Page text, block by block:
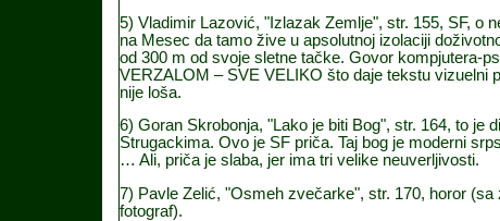
5) Vladimir Lazović, "Izlazak Zemlje", str. 155, SF, o
na Mesec da tamo žive u apsolutnoj izolaciji
od 300 m od svoje sletne tačke. Govor kompjutera-
VERZALOM – SVE VELIKO što daje tekstu vizuelni
nije loša.
6) Goran Skrobonja, "Lako je biti Bog", str. 164, to je
Strugackima. Ovo je SF priča. Taj bog je moderni
… Ali, priča je slaba, jer ima tri velike neuverljivosti.
7) Pavle Zelić, "Osmeh zvečarke", str. 170, horor
fotograf).